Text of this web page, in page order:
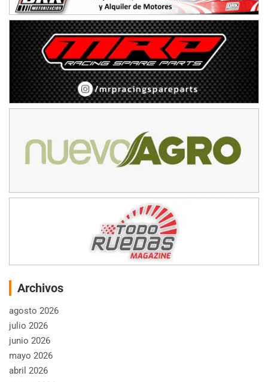
Archivos
agosto 2026
julio 2026
junio 2026
mayo 2026
abril 2026